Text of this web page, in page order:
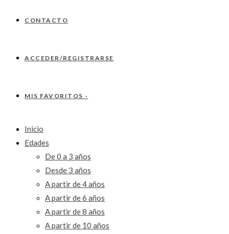
CONTACTO
ACCEDER/REGISTRARSE
MIS FAVORITOS -
Inicio
Edades
De 0 a 3 años
Desde 3 años
A partir de 4 años
A partir de 6 años
A partir de 8 años
A partir de 10 años